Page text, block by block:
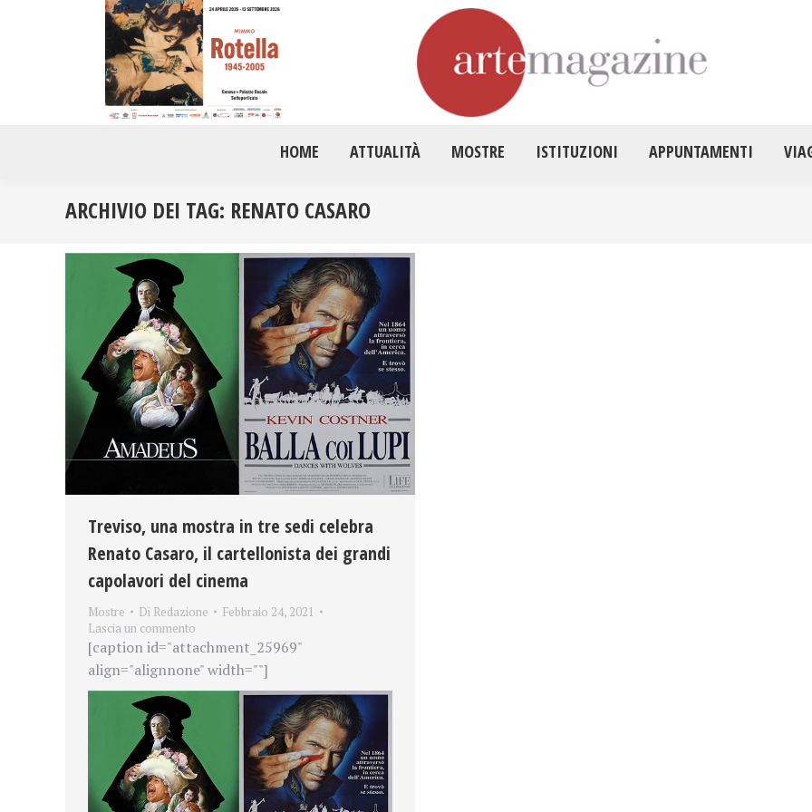
HOME ATTUALITÀ MOSTRE ISTITUZIONI APPUNTAMENTI
ARCHIVIO DEI TAG: RENATO CASARO
Treviso, una mostra in tre sedi celebra
Renato Casaro, il cartellonista dei grandi
capolavori del cinema
Mostre Di Redazione
Febbraio 24, 2021
Lascia un commento
[caption id="attachment_25969"
align="alignnone" width=""]
HOME